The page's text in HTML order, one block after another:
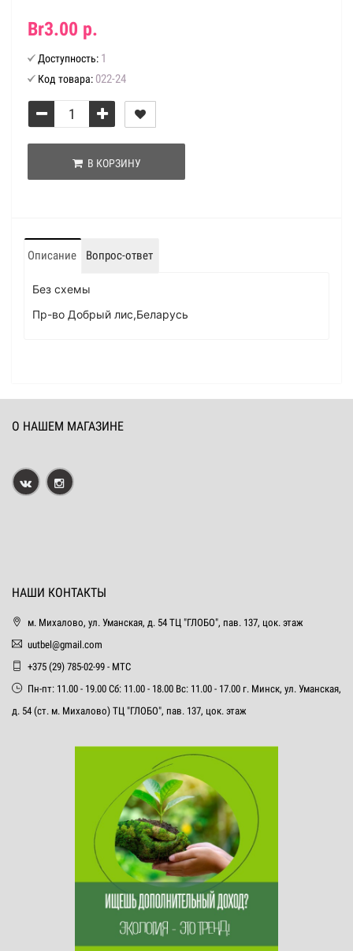
Br3.00 р.
Доступность: 1
Код товара: 022-24
В КОРЗИНУ
Описание Вопрос-ответ
Без схемы
Пр-во Добрый лис,Беларусь
О НАШЕМ МАГАЗИНЕ
НАШИ КОНТАКТЫ
м. Михалово, ул. Уманская, д. 54 ТЦ "ГЛОБО", пав. 137, цок. этаж
uutbel@gmail.com
+375 (29) 785-02-99 - МТС
Пн-пт: 11.00 - 19.00 Сб: 11.00 - 18.00 Вс: 11.00 - 17.00 г. Минск, ул. Уманская,
д. 54 (ст. м. Михалово) ТЦ "ГЛОБО", пав. 137, цок. этаж